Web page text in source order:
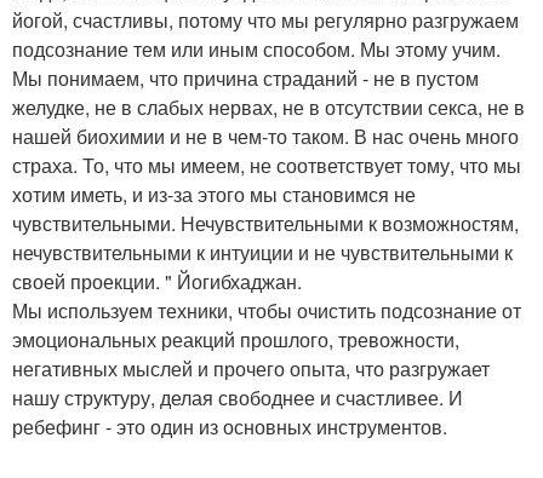
йогой, счастливы, потому что мы регулярно разгружаем
подсознание тем или иным способом. Мы этому учим.
Мы понимаем, что причина страданий - не в пустом
желудке, не в слабых нервах, не в отсутствии секса, не в
нашей биохимии и не в чем-то таком. В нас очень много
страха. То, что мы имеем, не соответствует тому, что мы
хотим иметь, и из-за этого мы становимся не
чувствительными. Нечувствительными к возможностям,
нечувствительными к интуиции и не чувствительными к
своей проекции. " Йогибхаджан.
Мы используем техники, чтобы очистить подсознание от
эмоциональных реакций прошлого, тревожности,
негативных мыслей и прочего опыта, что разгружает
нашу структуру, делая свободнее и счастливее. И
ребефинг - это один из основных инструментов.